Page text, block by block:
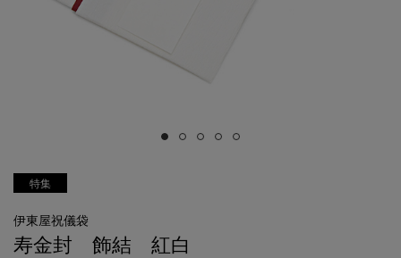
特集
伊東屋祝儀袋
寿金封 飾結 紅白